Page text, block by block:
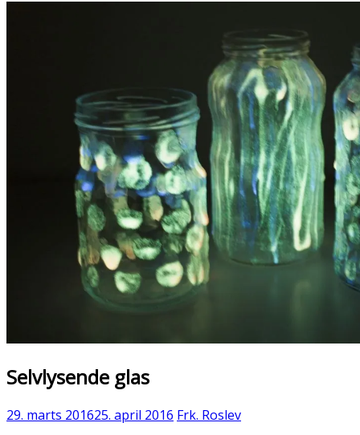
Selvlysende glas
29. marts 201625. april 2016 Frk. Roslev